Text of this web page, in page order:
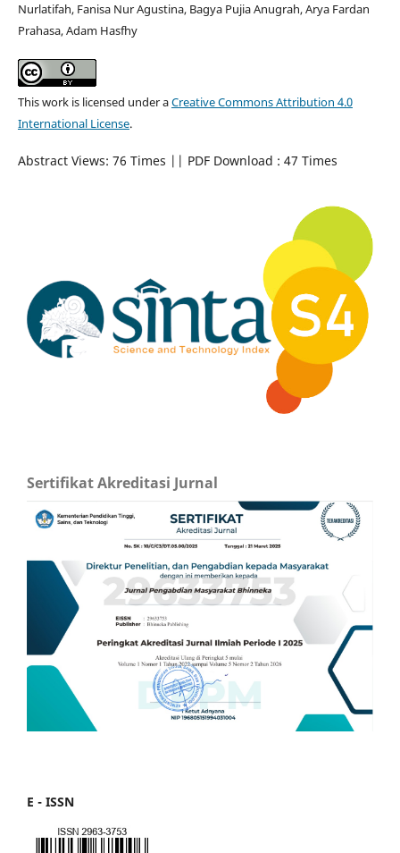
Nurlatifah, Fanisa Nur Agustina, Bagya Pujia Anugrah, Arya Fardan
Prahasa, Adam Hasfhy
This work is licensed under aCreative Commons Attribution 4.0
International License.
Abstract Views: 76 Times || PDF Download : 47 Times
Sertifikat Akreditasi Jurnal
E - ISSN